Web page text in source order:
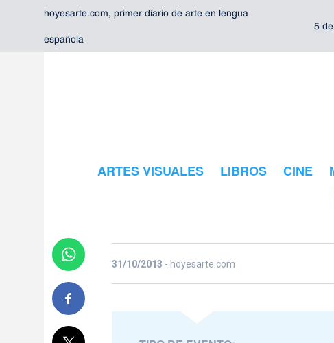
hoyesarte.com, primer diario de arte en lengua
española
5
ARTES VISUALES LIBROS CINE
El mejor jazz
los bares de
31/10/2013 - hoyesarte.com